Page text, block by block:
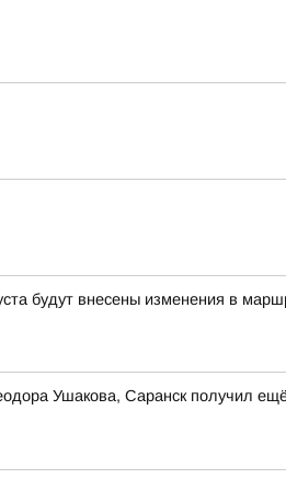
будут внесены изменения в
Ушакова, Саранск получил